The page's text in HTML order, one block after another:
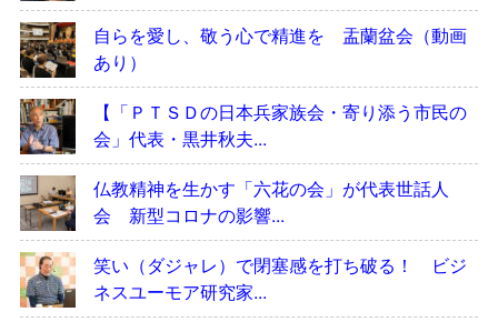
自らを愛し、敬う心で精進を 盂蘭盆会（動画
あり）
【「ＰＴＳＤの日本兵家族会・寄り添う市民の
会」代表・黒井秋夫...
仏教精神を生かす「六花の会」が代表世話人
会 新型コロナの影響...
笑い（ダジャレ）で閉塞感を打ち破る！ ビジ
ネスユーモア研究家...